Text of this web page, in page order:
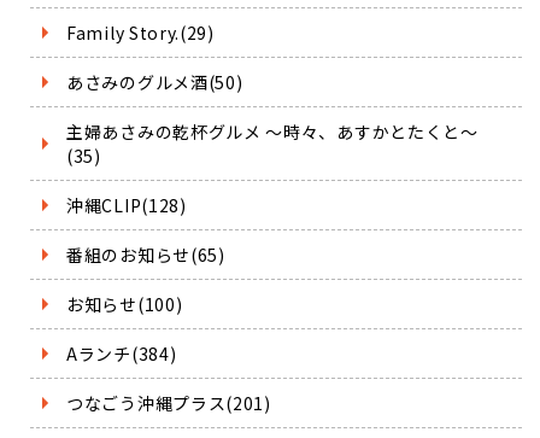
Family Story.(29)
あさみのグルメ酒(50)
主婦あさみの乾杯グルメ ～時々、あすかとたくと～
(35)
沖縄CLIP(128)
番組のお知らせ(65)
お知らせ(100)
Aランチ(384)
つなごう沖縄プラス(201)